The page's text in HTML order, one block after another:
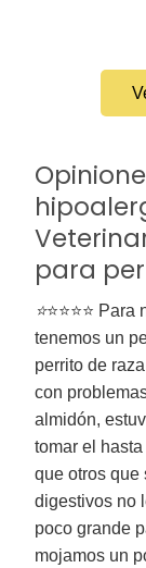
para
⭐⭐⭐⭐⭐
tenemos un
perrito de
con
almidón,
tomar el
que otros que
digestivos no
poco grande
mojamos un